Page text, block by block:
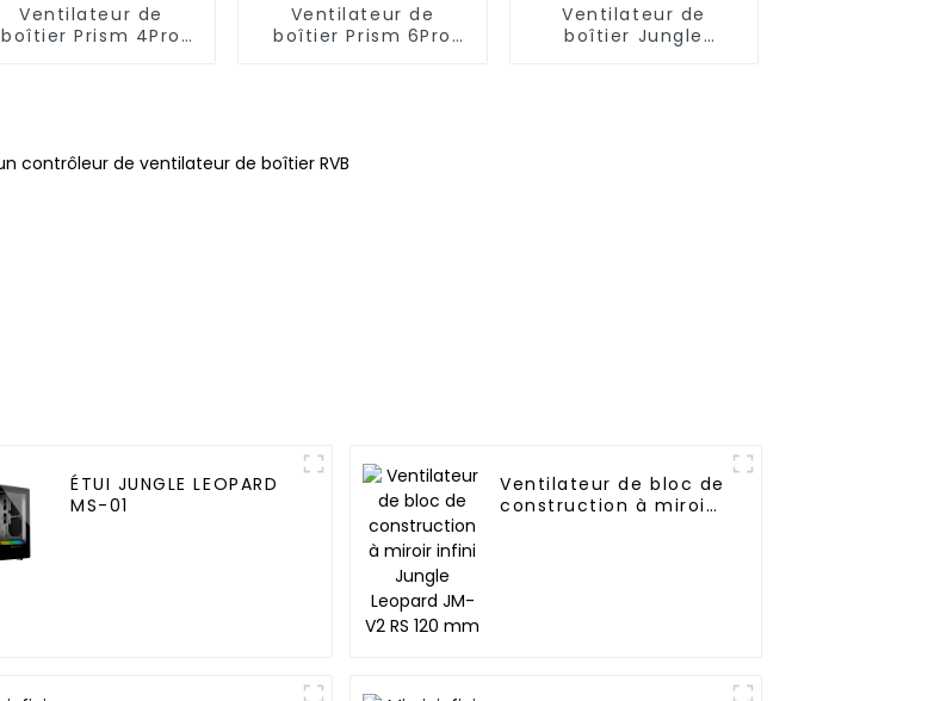
Ventilateur de
boîtier Prism 4Pro
Ventilateur de
boîtier Prism 6Pro
Ventilateur de
boîtier Jungle
ÉTUI JUNGLE LEOPARD
MS-01
Ventilateur de bloc de
construction à miroir